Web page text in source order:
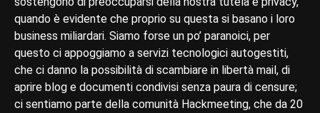
quando è evidente che proprio su questa si basano i loro
business miliardari. Siamo forse un po’ paranoici, per
questo ci appoggiamo a servizi tecnologici autogestiti,
che ci danno la possibilità di scambiare in libertà mail, di
aprire blog e documenti condivisi senza paura di censure;
ci sentiamo parte della comunità Hackmeeting, che da 20